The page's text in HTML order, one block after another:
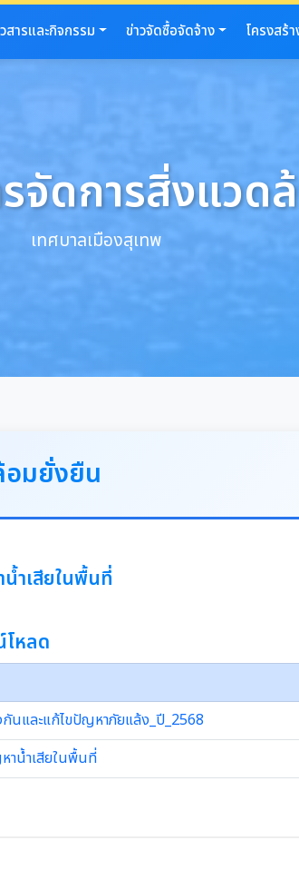
สารและกิจกรรม ข่าวจัดซื้อจัดจ้าง โครงสร้
จัดการสิ่งแวด
เทศบาลเมืองสุเทพ
อมยั่งยืน
ำเสียในพื้นที่
โหลด
นและแก้ไขปัญหาภัยแล้ง_ปี_2568
าน้ำเสียในพื้นที่